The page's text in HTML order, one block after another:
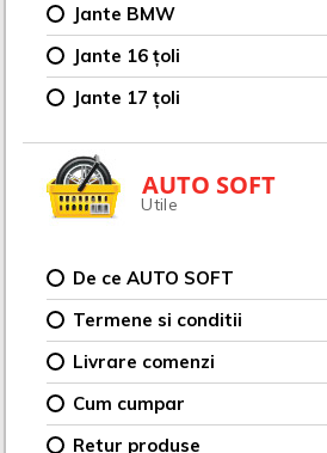
Jante BMW
Jante 16 țoli
Jante 17 țoli
AUTO SOFT
Utile
De ce AUTO SOFT
Termene si conditii
Livrare comenzi
Cum cumpar
Retur produse